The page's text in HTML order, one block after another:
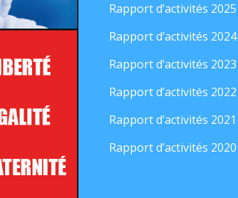
Rapport d’activités 2025
Rapport d’activités 2024
Rapport d’activités 2023
Rapport d’activités 2022
Rapport d’activités 2021
Rapport d’activités 2020